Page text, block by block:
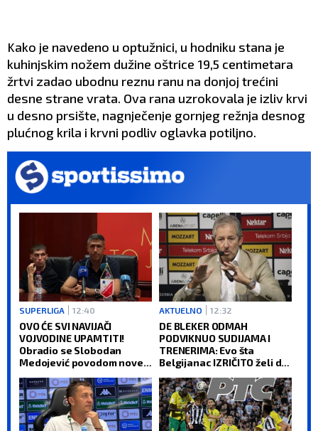
Kako je navedeno u optužnici, u hodniku stana je
kuhinjskim nožem dužine oštrice 19,5 centimetara
žrtvi zadao ubodnu reznu ranu na donjoj trećini
desne strane vrata. Ova rana uzrokovala je izliv krvi
u desno prsište, nagnječenje gornjeg režnja desnog
plućnog krila i krvni podliv oglavka potiljno.
SUPERLIGA 12:40
OVO ĆE SVI NAVIJAČI
VOJVODINE UPAMTITI!
Obradio se Slobodan
Medojević povodom nove
AKTUELNO 12:32
DE BLEKER ODMAH
PODVIKNUO SUDIJAMA I
TRENERIMA: Evo šta
Belgijanac IZRIČITO želi da
(VIDEO)